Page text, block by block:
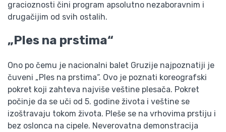
gracioznosti čini program apsolutno nezaboravnim i
drugačijim od svih ostalih.
„Ples na prstima“
Ono po čemu je nacionalni balet Gruzije najpoznatiji je
čuveni „Ples na prstima“. Ovo je poznati koreografski
pokret koji zahteva najviše veštine plesača. Pokret
počinje da se uči od 5. godine života i veštine se
izoštravaju tokom života. Pleše se na vrhovima prstiju i
bez oslonca na cipele. Neverovatna demonstracija